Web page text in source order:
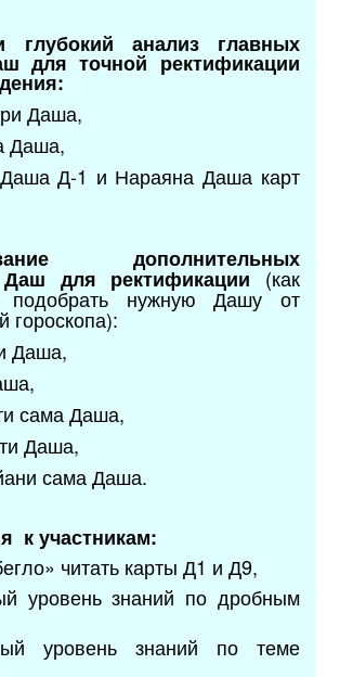
анализ главных
для точной ректификации
Даша,
Даша,
Д-1 и Нараяна Даша карт
дополнительных
для ректификации (как
подобрать нужную Дашу от
гороскопа):
Даша,
сама Даша,
Даша,
сама Даша.
к участникам:
читать карты Д1 и Д9,
уровень знаний по дробным
уровень знаний по теме